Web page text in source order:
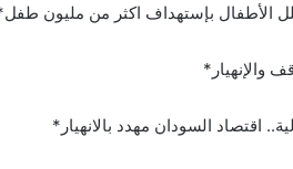
الأطفال بإستهداف اكثر من مليون
والإنهيار*